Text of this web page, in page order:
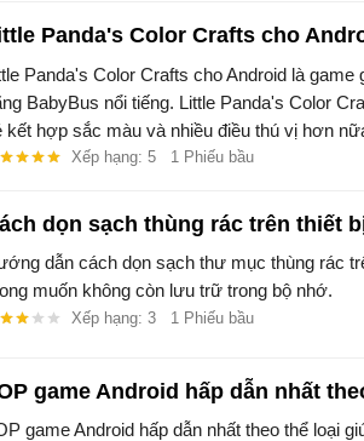
Panda's Color Crafts cho
Panda's Color Crafts cho Android là game
BabyBus nổi tiếng. Little Panda's Color
kết hợp sắc màu và nhiều điều thú vị hơn
Xếp hạng: 5 1 Phiếu bầu
dọn sạch thùng rác trên thiết
dẫn cách dọn sạch thư mục thùng rác
muốn không còn lưu trữ trong bộ nhớ.
Xếp hạng: 3 1 Phiếu bầu
game Android hấp dẫn nhất
game Android hấp dẫn nhất theo thể loại